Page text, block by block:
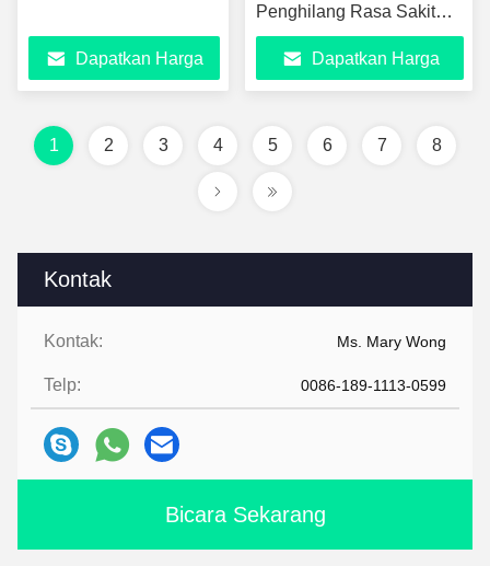
Kontak
Kontak: Ms. Mary Wong
Telp: 0086-189-1113-0599
Bicara Sekarang
Dapatkan Harga
Penghilang Rasa Sakit
Tecar Terapi Diatermi
Mesin Tecar Cerdas
Berkualitas Tinggi
Dapatkan Harga
1 2 3 4 5 6 7 8